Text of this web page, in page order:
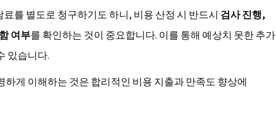
를 별도로 청구하기도 하니, 비용 산정 시 반드시 검사 진행,
여부를 확인하는 것이 중요합니다. 이를 통해 예상치 못한 추가
있습니다.
하게 이해하는 것은 합리적인 비용 지출과 만족도 향상에